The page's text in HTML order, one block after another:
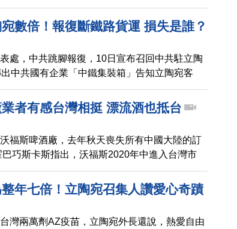
光圖形，也感謝多個國家在台灣疫苗受阻時，
數倍！報復斷鐵路貨運 損失是誰？
處，中共跳腳報復，10日宣布召回中共駐立陶
中共國有企業「中鐵集裝箱」告知立陶宛客
響，將中斷8月底及9月直達立陶宛的鐵路貨
今天發布新聞稿說，運輸中斷是不實消息，不
表示，他們有取得相關信件。
者有感台灣相挺 漂流酒也抵台
福斯啤酒廠，去年秋天喪失所有中國大陸的訂
巧斯卡斯指出，沃福斯2020年中進入台灣市
售量約8千公升，不過2021年就衝上18萬公
乎就在台灣消費者「買爆」沃福斯啤酒、感謝立
同樣的品牌在中國大陸被狂刷負評。沃福斯執
呢」？而立陶宛MV公司運往中國約2萬瓶萊姆
年七倍！立陶宛召集人讚愛心奇蹟
灣兩萬劑AZ疫苗，立陶宛外長還說，熱愛自由